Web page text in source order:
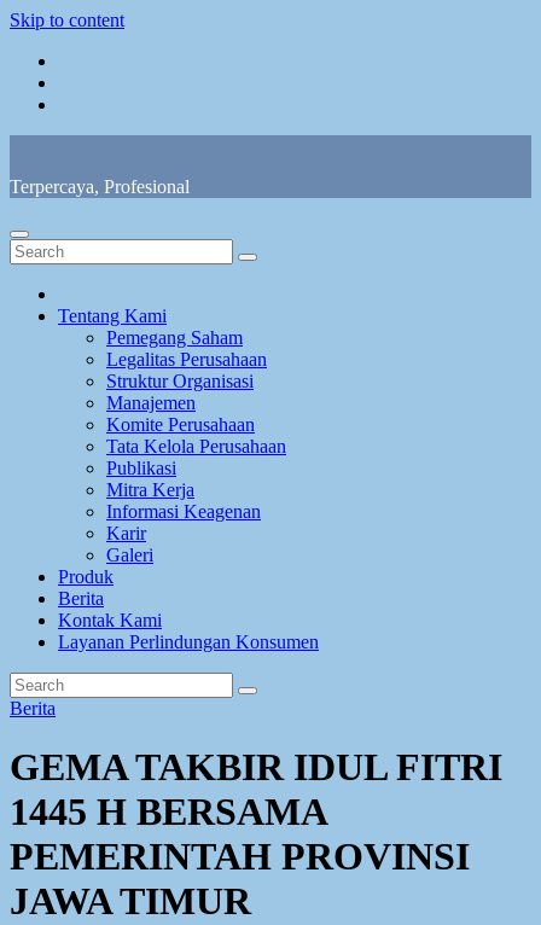
Skip to content
Terpercaya, Profesional
Tentang Kami
Pemegang Saham
Legalitas Perusahaan
Struktur Organisasi
Manajemen
Komite Perusahaan
Tata Kelola Perusahaan
Publikasi
Mitra Kerja
Informasi Keagenan
Karir
Galeri
Produk
Berita
Kontak Kami
Layanan Perlindungan Konsumen
Berita
GEMA TAKBIR IDUL FITRI
1445 H BERSAMA
PEMERINTAH PROVINSI
JAWA TIMUR